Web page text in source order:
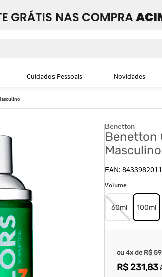
Cuidados Pessoais Novidades
Benetton
Benetton
Masculino
Volume
60ml 100ml
ou 4x de R$ 59
R$ 231,83